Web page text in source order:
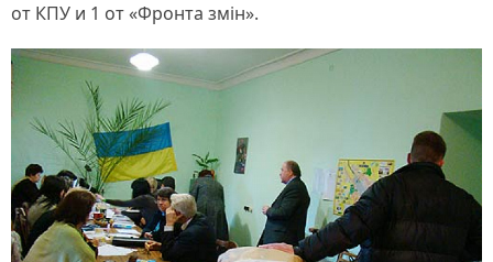
от КПУ и 1 от «Фронта змін».